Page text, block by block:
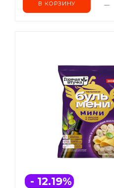
В КОРЗИНУ
- 12.19%